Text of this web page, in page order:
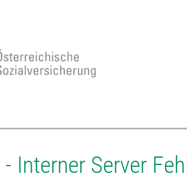
- Interner Server